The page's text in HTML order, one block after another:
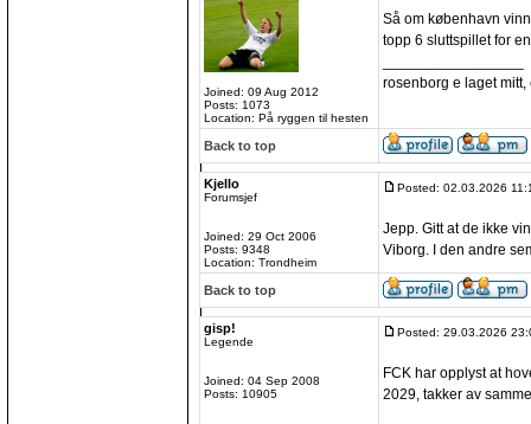
Joined: 09 Aug 2012
Posts: 1073
Location: På ryggen til hesten
Så om københavn
topp 6 sluttspillet for
rosenborg e laget mitt,
Back to top
Kjello
Forumsjef
Joined: 29 Oct 2006
Posts: 9348
Location: Trondheim
Posted: 02.03.2026
Jepp. Gitt at de ikke
Viborg. I den andre
Back to top
gisp!
Legende
Joined: 04 Sep 2008
Posts: 10905
Posted: 29.03.2026
FCK har opplyst at
2029, takker av